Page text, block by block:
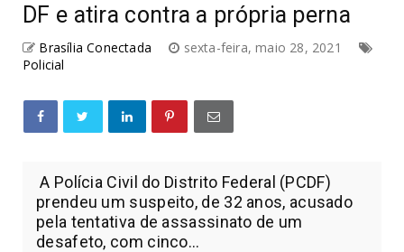
DF e atira contra a própria perna
Brasília Conectada
sexta-feira, maio 28, 2021
Policial
A Polícia Civil do Distrito Federal (PCDF)
prendeu um suspeito, de 32 anos, acusado
pela tentativa de assassinato de um
desafeto, com cinco...